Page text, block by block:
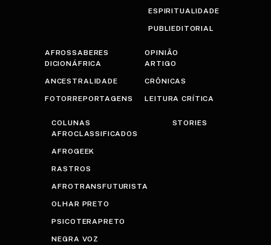
ESPIRITUALIDADE
PUBLIEDITORIAL
AFROSSABERES
DICIONÁFRICA
ANCESTRALIDADE
FOTORREPORTAGENS
OPINIÃO
ARTIGO
CRÔNICAS
LEITURA CRÍTICA
COLUNAS
AFROCLASSIFICADOS
AFROGEEK
RASTROS
AFROTRANSFUTURISTA
OLHAR PRETO
PSICOTERAPRETO
NEGRA VOZ
STORIES